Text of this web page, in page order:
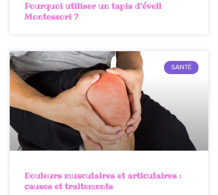
Pourquoi utiliser un tapis d’éveil
Montessori ?
SANTÉ
Douleurs musculaires et articulaires :
causes et traitements